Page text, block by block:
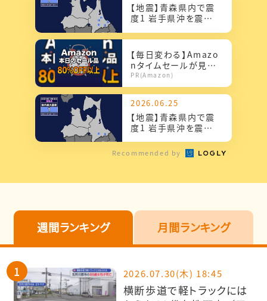
【地震】青森県内で震
度1 岩手県沖を震源
震が発生 津波の心
配...
【毎日変わる】Amazo
nタイムセールが見逃
せない！
PR(Amazon)
2026.06.25
【地震】青森県内で震
度1 岩手県沖を震源
震が発生 津波の心
配...
Recommended by
週間ランキング 月間ランキング
2026.07.30(木) 18:45
横断歩道で軽トラックには